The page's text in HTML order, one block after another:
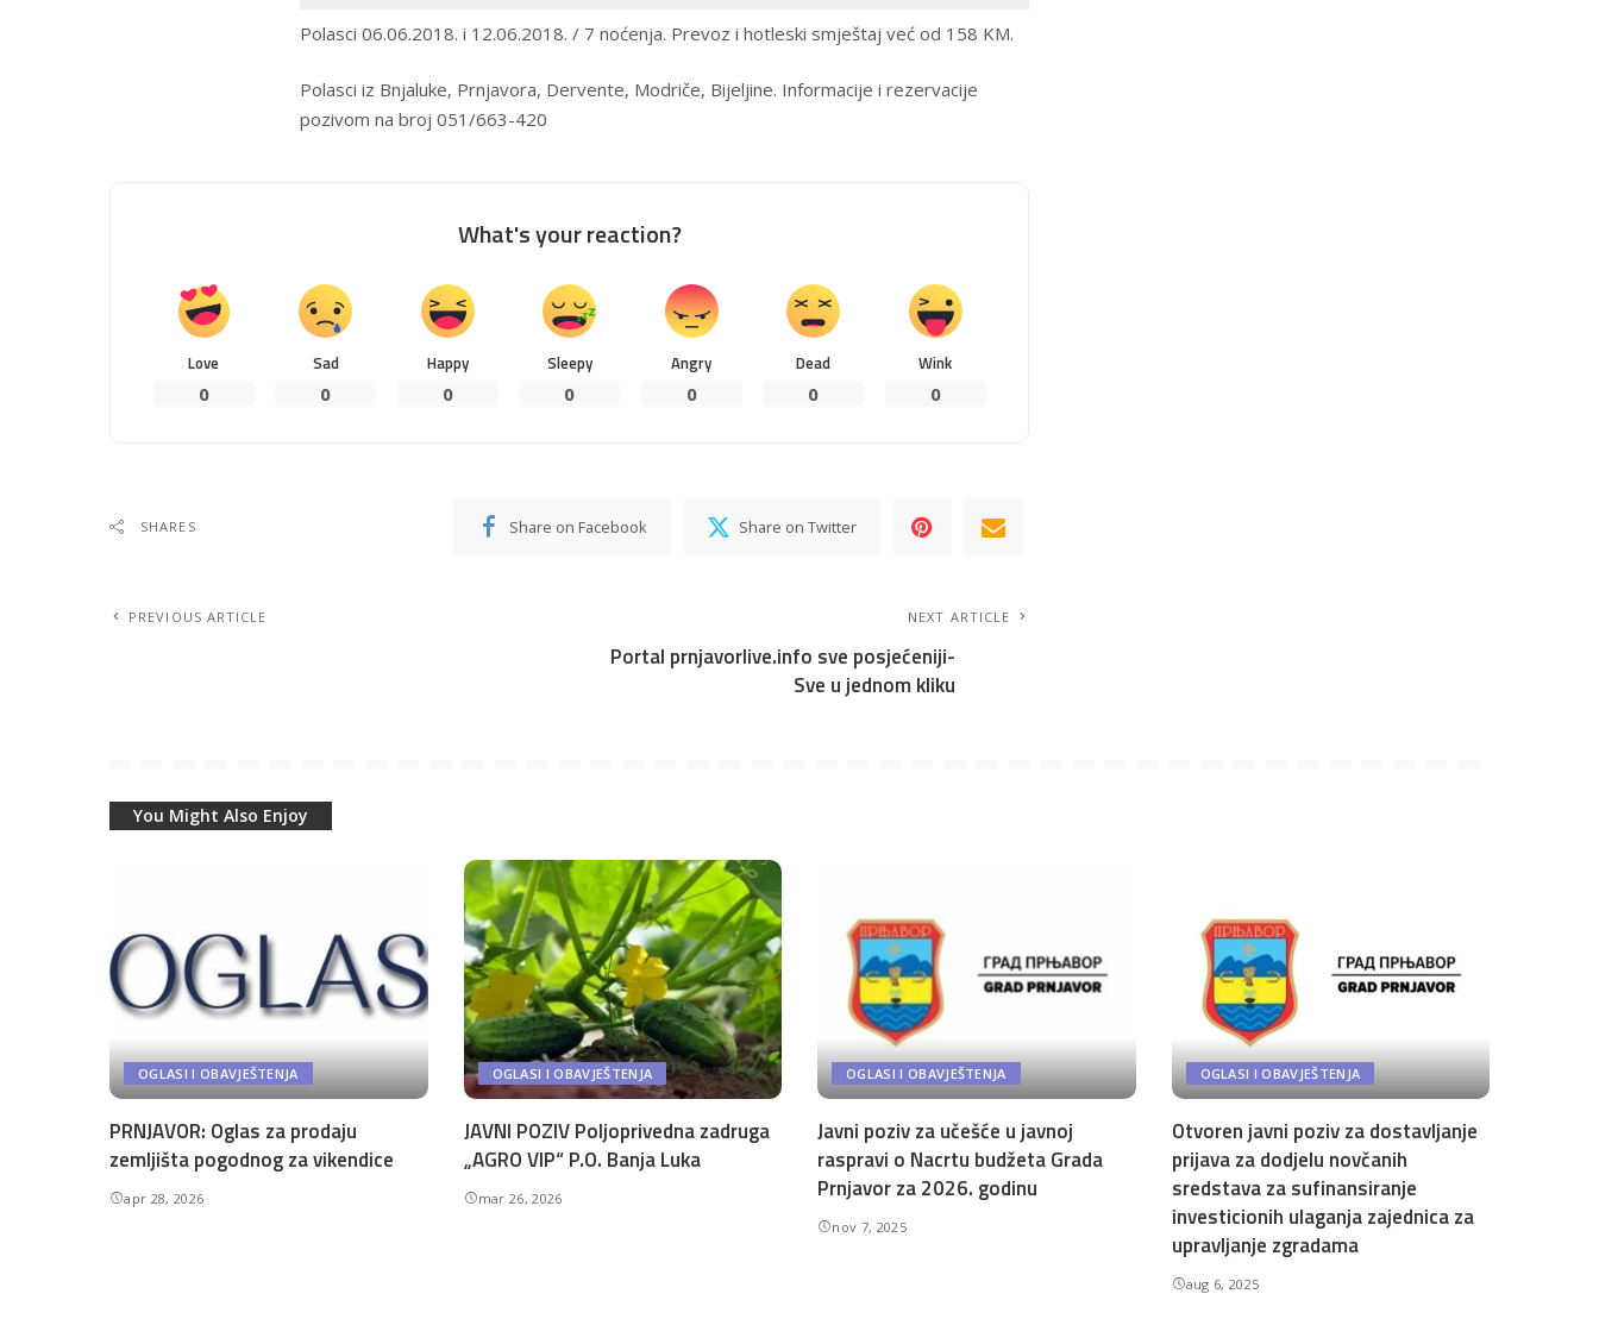
Polasci 06.06.2018. i 12.06.2018. / 7 noćenja. Prevoz i hotleski smještaj već od 158 KM.
Polasci iz Bnjaluke, Prnjavora, Dervente, Modriče, Bijeljine. Informacije i rezervacije
pozivom na broj 051/663-420
What's your reaction?
Love
0
Sad
0
Happy
0
Sleepy
0
Angry
0
Dead
0
Wink
0
SHARES Share on Facebook Share on Twitter
PREVIOUS ARTICLE NEXT ARTICLE
Portal prnjavorlive.info sve posjećeniji-
Sve u jednom kliku
You Might Also Enjoy
OGLASI I OBAVJEŠTENJA
PRNJAVOR: Oglas za prodaju
zemljišta pogodnog za vikendice
apr 28, 2026
OGLASI I OBAVJEŠTENJA
JAVNI POZIV Poljoprivedna zadruga
„AGRO VIP“ P.O. Banja Luka
mar 26, 2026
OGLASI I OBAVJEŠTENJA
Javni poziv za učešće u javnoj
raspravi o Nacrtu budžeta Grada
Prnjavor za 2026. godinu
nov 7, 2025
OGLASI I OBAVJEŠTENJA
Otvoren javni poziv za dostavljanje
prijava za dodjelu novčanih
sredstava za sufinansiranje
investicionih ulaganja zajednica za
upravljanje zgradama
aug 6, 2025